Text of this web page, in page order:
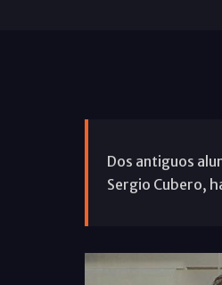
Dos antiguos
Sergio Cubero,